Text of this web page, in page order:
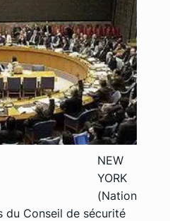
NEW
YORK
(Nation
du Conseil de sécurité